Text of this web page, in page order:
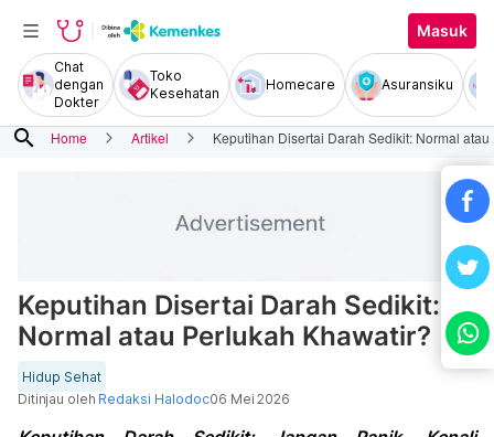
Masuk
Chat
dengan
Dokter
Toko
Kesehatan
Homecare Asuransiku
search Home Artikel Keputihan Disertai Darah Sedikit: Normal
Keputihan Disertai Darah Sedikit:
Normal atau Perlukah Khawatir?
Hidup Sehat
Ditinjau oleh Redaksi Halodoc06 Mei 2026